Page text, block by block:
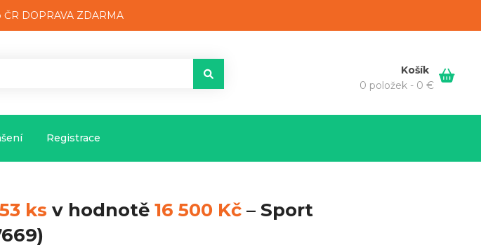
DOPRAVA ZDARMA
Košík
0 položek - 0 €
Registrace
53 ks v hodnotě 16 500 Kč– Sport